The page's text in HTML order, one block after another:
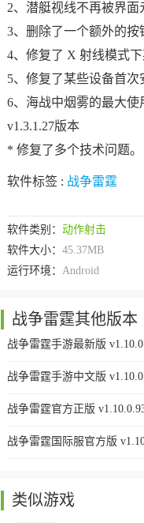
2、潜艇视线不再被界面
3、删除了一个额外的按
4、修复了 X 射线模式下
5、修复了某些设备首次
6、海战中烟雾的最大使
v1.3.1.27版本
* 修复了多个技术问题。
软件标签 : 战争雷霆
软件类别： 动作射击
软件大小： 45.37MB
运行环境： Android
战争雷霆其他版本
战争雷霆手游最新版
战争雷霆手游中文版
战争雷霆官方正版
战争雷霆国际服官方版
类似游戏